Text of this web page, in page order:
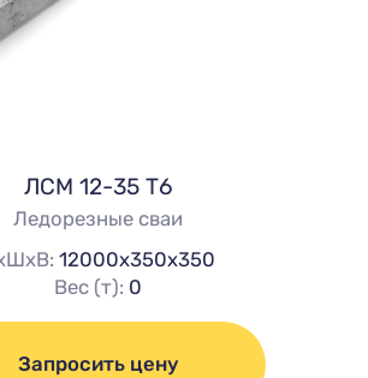
ЛСМ 12-35 Т6
Ледорезные сваи
12000х350х350
Вес (т): 0
Запросить цену